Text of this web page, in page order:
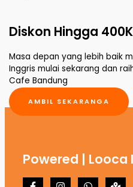
Diskon Hingga
Masa depan yang lebih baik
Inggris mulai sekarang dan
Cafe Bandung
AMBIL SEKARANGA
Powered | Looca